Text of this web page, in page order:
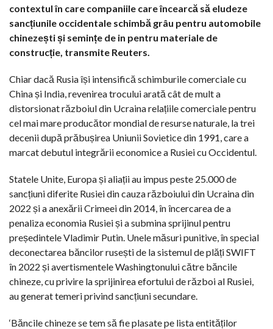
contextul în care companiile care încearcă să eludeze
sancțiunile occidentale schimbă grâu pentru automobile
chinezești și semințe de in pentru materiale de
construcție, transmite Reuters.
Chiar dacă Rusia își intensifică schimburile comerciale cu
China și India, revenirea trocului arată cât de mult a
distorsionat războiul din Ucraina relațiile comerciale pentru
cel mai mare producător mondial de resurse naturale, la trei
decenii după prăbușirea Uniunii Sovietice din 1991, care a
marcat debutul integrării economice a Rusiei cu Occidentul.
Statele Unite, Europa și aliații au impus peste 25.000 de
sancțiuni diferite Rusiei din cauza războiului din Ucraina din
2022 și a anexării Crimeei din 2014, în încercarea de a
penaliza economia Rusiei și a submina sprijinul pentru
președintele Vladimir Putin. Unele măsuri punitive, în special
deconectarea băncilor rusești de la sistemul de plăți SWIFT
în 2022 și avertismentele Washingtonului către băncile
chineze, cu privire la sprijinirea efortului de război al Rusiei,
au generat temeri privind sancțiuni secundare.
‘Băncile chineze se tem să fie plasate pe lista entităților